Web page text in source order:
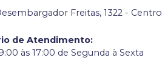
Freitas, 1322 - Centro
de Atendimento:
às 17:00 de Segunda à Sexta